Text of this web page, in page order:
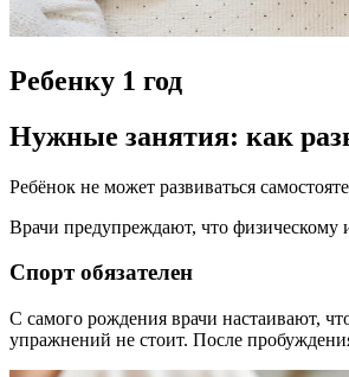
Ребенку 1 год
Нужные занятия: как
Ребёнок не может развиваться
Врачи предупреждают, что
Спорт обязателен
С самого рождения врачи настаивают,
упражнений не стоит. После